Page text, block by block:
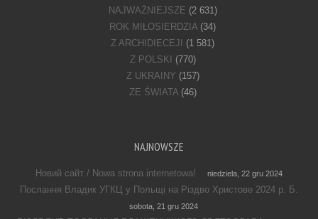
NAJWAŻNIEJSZE (2 631)
ROK MIŁOSIERDZIA (34)
Z ARCHIDIECEJI
(1 581)
Z POLSKI
(770)
Z UKRAINY (157)
ZE ŚWIATA(46)
NAJNOWSZE
Новий сайт / Nowa strona internetowa! niedziela, 22 gru 2024
Послання Владик УГКЦ у Польщі на Різдво Христове 2024 р. Б.
sobota, 21 gru 2024